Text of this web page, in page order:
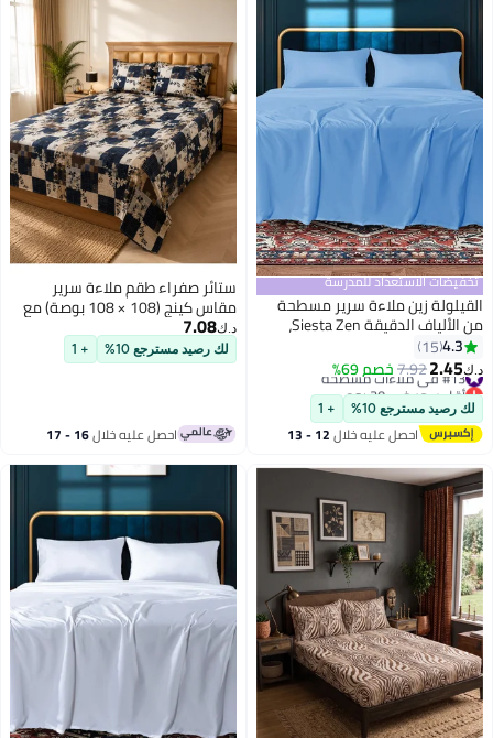
6
تخفيضات الاستعداد للمدرسة
القيلولة زين ملاءة سرير مسطحة
من الألياف الدقيقة Siesta Zen،
ناعمة للغاية وجيدة التهوية، خفيفة
الوزن، مقاومة للتجاعيد ومتينة،
بجودة فنادق، سهلة العناية،
للاستخدام في جميع المواسم
(فردي/مزدوج/كوين/كينج)
4.3
15
د.ك‏2.45
7.92خصم 69% #13 في ملاءات مسطحة
أقل سعر في 30 يوم
#13 في ملاءات مسطحة
لك رصيد مسترجع 10% + 1
احصل عليه خلال 12 - 13
ستائر صفراء طقم ملاءة سرير
مقاس كينج (108 × 108 بوصة) مع
خيط في البوصة المربعة، ناعم
للغاية | طقم ملاءات سرير فاخرة
د.ك‏7.08
لك رصيد مسترجع 10% + 1
احصل عليه خلال 16 - 17